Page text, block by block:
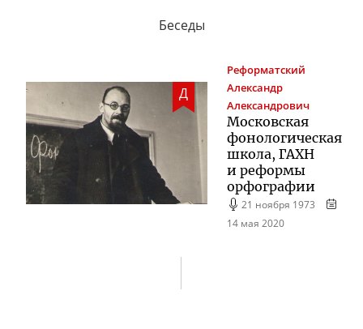
Беседы
Д
Реформатский
Александр
Александрович
Московская
фонологическая
школа, ГАХН
и реформы
орфографии
21 ноября 1973
14 мая 2020